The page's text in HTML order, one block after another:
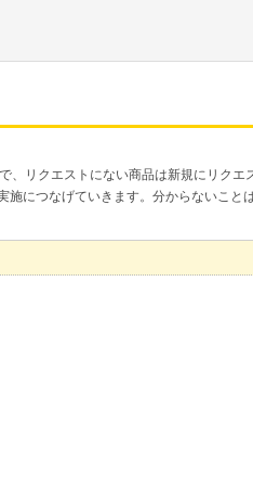
リクエストにない商品は新規にリクエ
につなげていきます。分からないこと